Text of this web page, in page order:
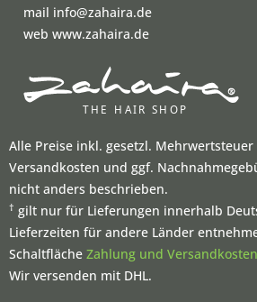
mail info@zahaira.de
web www.zahaira.de
Alle Preise inkl. gesetzl. Mehrwertsteuer
Versandkosten und ggf.
nicht anders beschrieben.
† gilt nur für Lieferungen innerhalb
Lieferzeiten für andere Länder
Schaltfläche Zahlung und Versandkosten
Wir versenden mit DHL.